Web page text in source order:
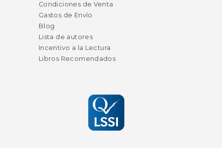
Condiciones de Venta
Gastos de Envío
Blog
Lista de autores
Incentivo a la Lectura
Libros Recomendados